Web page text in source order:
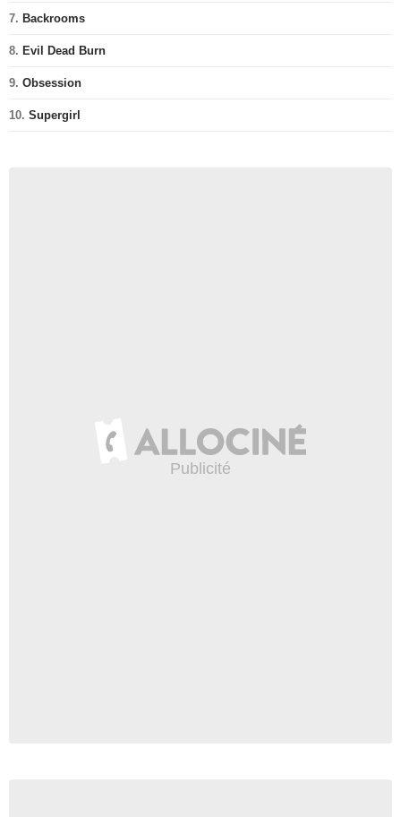
7. Backrooms
8. Evil Dead Burn
9. Obsession
10. Supergirl